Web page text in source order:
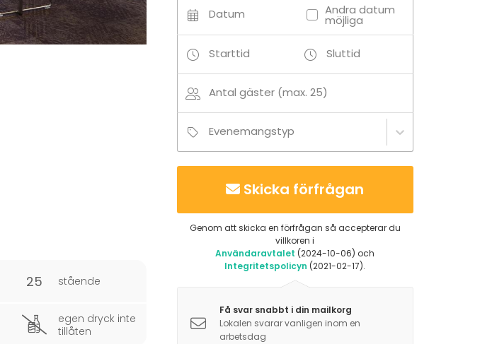
25 stående
egen dryck inte
tillåten
Datum Andra datum
möjliga
Starttid Sluttid
Antal gäster (max. 25)
Evenemangstyp
Skicka förfrågan
Genom att skicka en förfrågan så accepterar du
villkoren i
Användaravtalet (2024-10-06) och
Integritetspolicyn (2021-02-17).
Få svar snabbt i din mailkorg
Lokalen svarar vanligen inom en
arbetsdag